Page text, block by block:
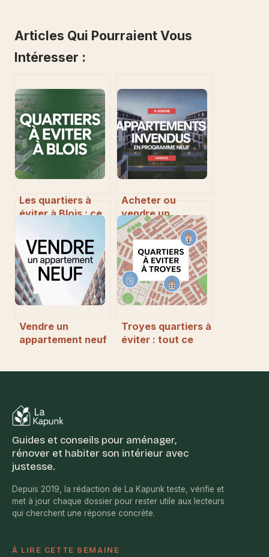
Articles Qui Pourraient Vous
Intéresser :
Les quartiers à
éviter à Blois : ce
savoir
Acheter ou
vendre un
appartement
invendu en
programme neuf :
comment tirer
parti des
opportunités ?
Vendre un
appartement neuf
Troyes quartiers à
éviter : tout ce
Guides et conseils pour aménager,
rénover et habiter son intérieur avec
justesse.
Depuis 2019, la rédaction de La Kapunk teste, vérifie et
met à jour chaque dossier pour rester utile aux lecteurs
qui cherchent une réponse concrète.
À LIRE CETTE SEMAINE